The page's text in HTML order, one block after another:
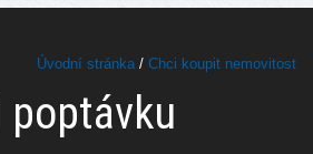
Úvodní stránka / Chci koupit nemovitost